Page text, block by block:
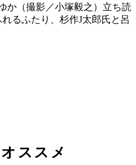
で』志田こはく（撮影／熊谷
アザーカットデジタル写真集
で』志田こはく（撮影／熊谷
か（撮影／小塚毅之）立ち読
るふたり、杉作J太郎氏と呂
ススメ